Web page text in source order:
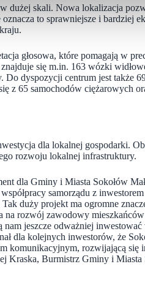
dużej skali. Nowa lokalizacja
to sprawniejsze i bardziej
głosowa, które pomagają w
się m.in. 163 wózki
Do dyspozycji centrum jest także
z 65 samochodów ciężarowych
dla lokalnej gospodarki.
rozwoju lokalnej infrastruktury.
dla Gminy i Miasta Sokołów
samorządu z inwestorem
duży projekt ma ogromne
na rozwój zawodowy
jeszcze odważniej
dla kolejnych inwestorów, że
komunikacyjnym, rozwijającą się
Kraska, Burmistrz Gminy i Miasta